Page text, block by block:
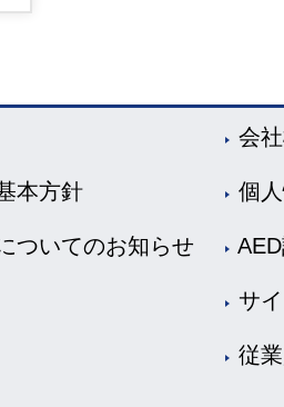
会
本方針 個
ついてのお知らせ
サ
従